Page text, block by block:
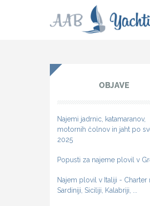
OBJAVE
Najemi jadrnic, katamaranov,
motornih čolnov in jaht po
2025
Popusti za najeme plovil v
Najem plovil v Italiji - Charter
Sardiniji, Siciliji, Kalabriji, ...